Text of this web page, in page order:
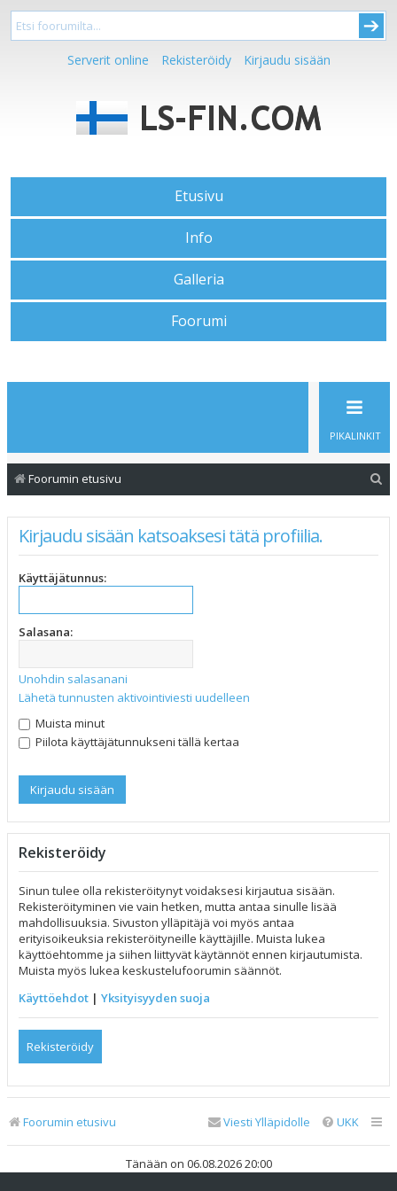
Serverit online Rekisteröidy Kirjaudu sisään
Etusivu
Info
Galleria
Foorumi
PIKALINKIT
Foorumin etusivu
Kirjaudu sisään katsoaksesi tätä profiilia.
Käyttäjätunnus:
Salasana:
Unohdin salasanani
Lähetä tunnusten aktivointiviesti uudelleen
Muista minut
Piilota käyttäjätunnukseni tällä kertaa
Rekisteröidy
Sinun tulee olla rekisteröitynyt voidaksesi kirjautua sisään.
Rekisteröityminen vie vain hetken, mutta antaa sinulle lisää
mahdollisuuksia. Sivuston ylläpitäjä voi myös antaa
erityisoikeuksia rekisteröityneille käyttäjille. Muista lukea
käyttöehtomme ja siihen liittyvät käytännöt ennen kirjautumista.
Muista myös lukea keskustelufoorumin säännöt.
Käyttöehdot | Yksityisyyden suoja
Rekisteröidy
Foorumin etusivu UKK
Viesti Ylläpidolle
Tänään on 06.08.2026 20:00